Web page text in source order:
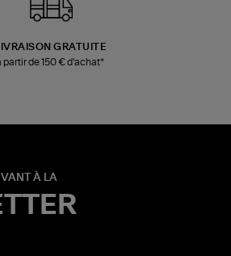
GRATUITE
partir de 150 € d'achat*
À LA